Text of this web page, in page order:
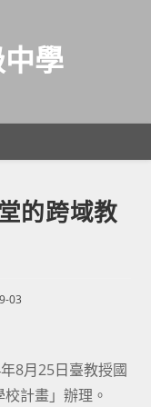
學
的跨域教
03
8月25日臺教授國
計畫」辦理。